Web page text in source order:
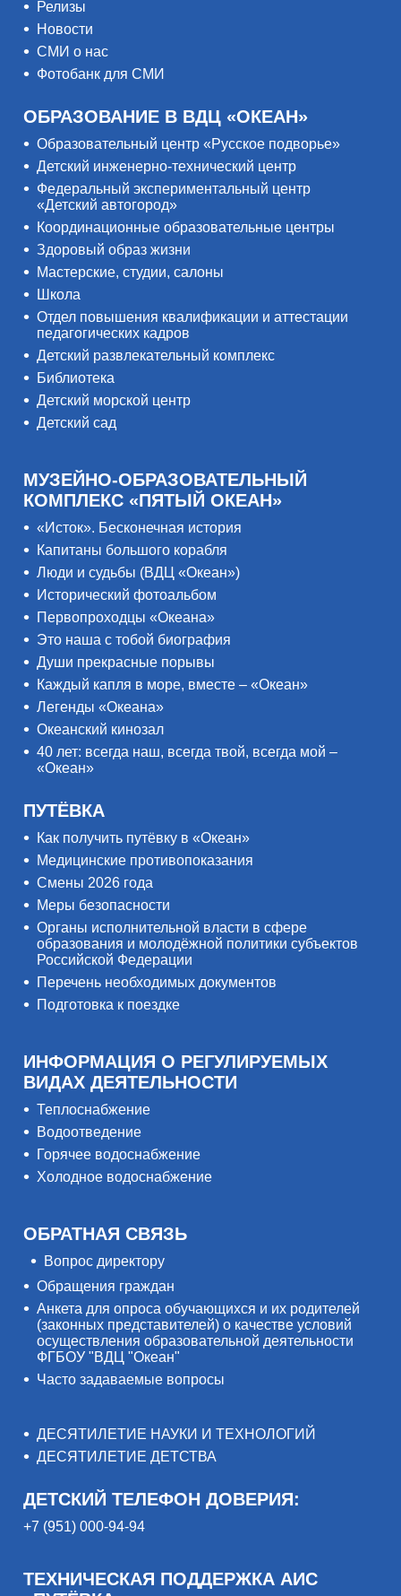
Релизы
Новости
СМИ о нас
Фотобанк для СМИ
ОБРАЗОВАНИЕ В ВДЦ «ОКЕАН»
Образовательный центр «Русское подворье»
Детский инженерно-технический центр
Федеральный экспериментальный центр
«Детский автогород»
Координационные образовательные центры
Здоровый образ жизни
Мастерские, студии, салоны
Школа
Отдел повышения квалификации и аттестации
педагогических кадров
Детский развлекательный комплекс
Библиотека
Детский морской центр
Детский сад
МУЗЕЙНО-ОБРАЗОВАТЕЛЬНЫЙ
КОМПЛЕКС «ПЯТЫЙ ОКЕАН»
«Исток». Бесконечная история
Капитаны большого корабля
Люди и судьбы (ВДЦ «Океан»)
Исторический фотоальбом
Первопроходцы «Океана»
Это наша с тобой биография
Души прекрасные порывы
Каждый капля в море, вместе – «Океан»
Легенды «Океана»
Океанский кинозал
40 лет: всегда наш, всегда твой, всегда мой –
«Океан»
ПУТЁВКА
Как получить путёвку в «Океан»
Медицинские противопоказания
Смены 2026 года
Меры безопасности
Органы исполнительной власти в сфере
образования и молодёжной политики субъектов
Российской Федерации
Перечень необходимых документов
Подготовка к поездке
ИНФОРМАЦИЯ О РЕГУЛИРУЕМЫХ
ВИДАХ ДЕЯТЕЛЬНОСТИ
Теплоснабжение
Водоотведение
Горячее водоснабжение
Холодное водоснабжение
ОБРАТНАЯ СВЯЗЬ
Вопрос директору
Обращения граждан
Анкета для опроса обучающихся и их родителей
(законных представителей) о качестве условий
осуществления образовательной деятельности
ФГБОУ "ВДЦ "Океан"
Часто задаваемые вопросы
ДЕСЯТИЛЕТИЕ НАУКИ И ТЕХНОЛОГИЙ
ДЕСЯТИЛЕТИЕ ДЕТСТВА
ДЕТСКИЙ ТЕЛЕФОН ДОВЕРИЯ:
+7 (951) 000-94-94
ТЕХНИЧЕСКАЯ ПОДДЕРЖКА АИС